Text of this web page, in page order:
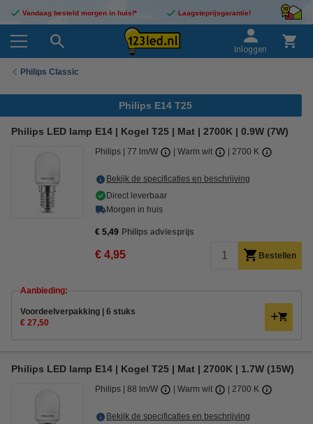
Vandaag besteld morgen in huis!* Laagsteprijsgarantie!
Inloggen
Philips Classic
Philips E14 T25
Philips LED lamp E14 | Kogel T25 | Mat | 2700K | 0.9W (7W)
Philips 77 lm/W Warm wit 2700 K
Bekijk de specificaties en beschrijving
Direct leverbaar
Morgen in huis
€ 5,49 Philips adviesprijs
€ 4,95 Bestellen
Aanbieding:
Voordeelverpakking | 6 stuks
€ 27,50
Philips LED lamp E14 | Kogel T25 | Mat | 2700K | 1.7W (15W)
Philips 88 lm/W Warm wit 2700 K
Bekijk de specificaties en beschrijving